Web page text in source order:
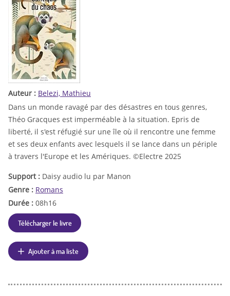
Auteur : Belezi, Mathieu
Dans un monde ravagé par des désastres en tous genres,
Théo Gracques est imperméable à la situation. Epris de
liberté, il s'est réfugié sur une île où il rencontre une femme
et ses deux enfants avec lesquels il se lance dans un périple
à travers l'Europe et les Amériques. ©Electre 2025
Support : Daisy audio lu par Manon
Genre : Romans
Durée : 08h16
Télécharger le livre
Ajouter à ma liste